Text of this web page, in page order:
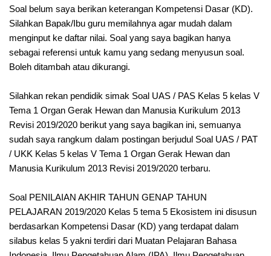
Soal belum saya berikan keterangan Kompetensi Dasar (KD).
Silahkan Bapak/Ibu guru memilahnya agar mudah dalam
menginput ke daftar nilai. Soal yang saya bagikan hanya
sebagai referensi untuk kamu yang sedang menyusun soal.
Boleh ditambah atau dikurangi.
Silahkan rekan pendidik simak Soal UAS / PAS Kelas 5 kelas V
Tema 1 Organ Gerak Hewan dan Manusia Kurikulum 2013
Revisi 2019/2020 berikut yang saya bagikan ini, semuanya
sudah saya rangkum dalam postingan berjudul Soal UAS / PAT
/ UKK Kelas 5 kelas V Tema 1 Organ Gerak Hewan dan
Manusia Kurikulum 2013 Revisi 2019/2020 terbaru.
Soal PENILAIAN AKHIR TAHUN GENAP TAHUN
PELAJARAN 2019/2020 Kelas 5 tema 5 Ekosistem ini disusun
berdasarkan Kompetensi Dasar (KD) yang terdapat dalam
silabus kelas 5 yakni terdiri dari Muatan Pelajaran Bahasa